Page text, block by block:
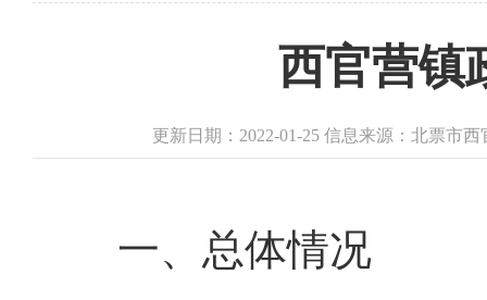
西官营镇
更新日期：2022-01-25 信息来源：北票市
一、总体情况